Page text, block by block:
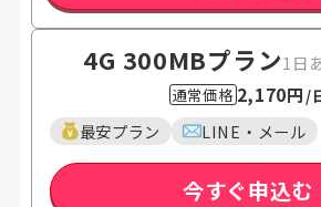
4G 300MBプラン1日
通常価格2,170円 /
最安プラン LINE・メール
今すぐ申込む